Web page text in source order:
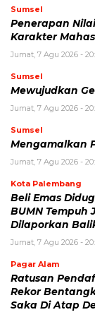
Sumsel
Penerapan
Karakter
Jumat, 7 Agu 2026 -
Sumsel
Mewujudkan
Jumat, 7 Agu 2026 -
Sumsel
Mengamalkan
Jumat, 7 Agu 2026 -
Kota Palembang
Beli Emas
BUMN Tempuh
Dilaporkan
Jumat, 7 Agu 2026 -
Pagar Alam
Ratusan
Rekor
Saka Di Atap